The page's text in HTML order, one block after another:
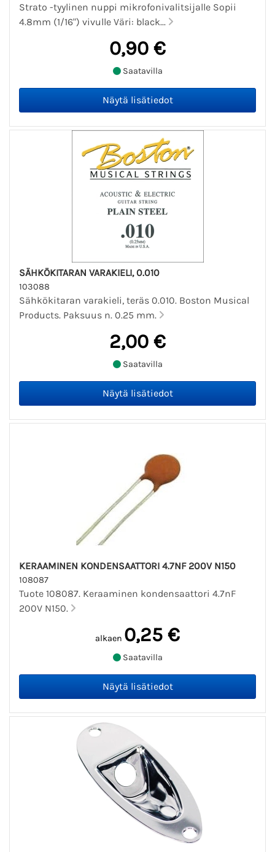
Strato -tyylinen nuppi mikrofonivalitsijalle Sopii
4.8mm (1/16") vivulle Väri: black...
0,90 €
Saatavilla
SÄHKÖKITARAN VARAKIELI, 0.010
103088
Sähkökitaran varakieli, teräs 0.010. Boston Musical
Products. Paksuus n. 0.25 mm.
2,00 €
Saatavilla
KERAAMINEN KONDENSAATTORI 4.7NF 200V N150
108087
Tuote 108087. Keraaminen kondensaattori 4.7nF
200V N150.
alkaen 0,25 €
Saatavilla